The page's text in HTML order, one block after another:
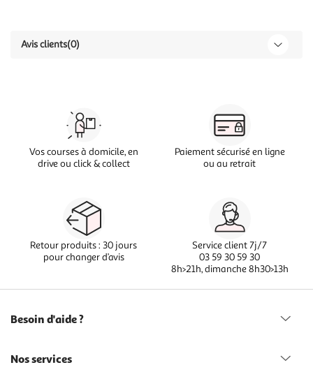
Avis clients(0)
Vos courses à domicile, en
drive ou click & collect
Paiement sécurisé en ligne
ou au retrait
Retour produits : 30 jours
pour changer d’avis
Service client 7j/7
03 59 30 59 30
8h>21h, dimanche 8h30>13h
Besoin d'aide ?
Nos services